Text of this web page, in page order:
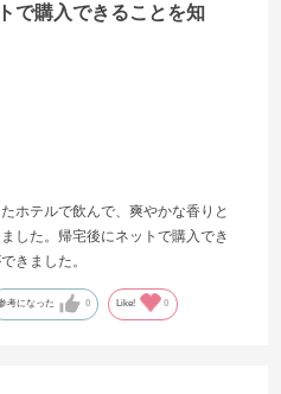
で購入できることを知
ホテルで飲んで、爽やかな香りと
した。帰宅後にネットで購入でき
きました。
考になった 0 Like! 0